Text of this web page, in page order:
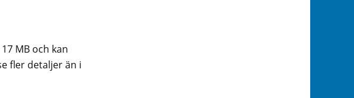
MB och kan
fler detaljer än i